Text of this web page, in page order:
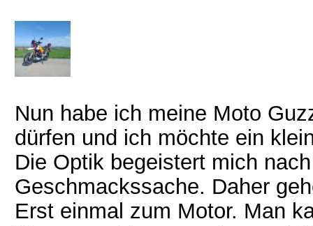
Nun habe ich meine Moto
dürfen und ich möchte ein
Die Optik begeistert mich
Geschmackssache. Daher
Erst einmal zum Motor. Man